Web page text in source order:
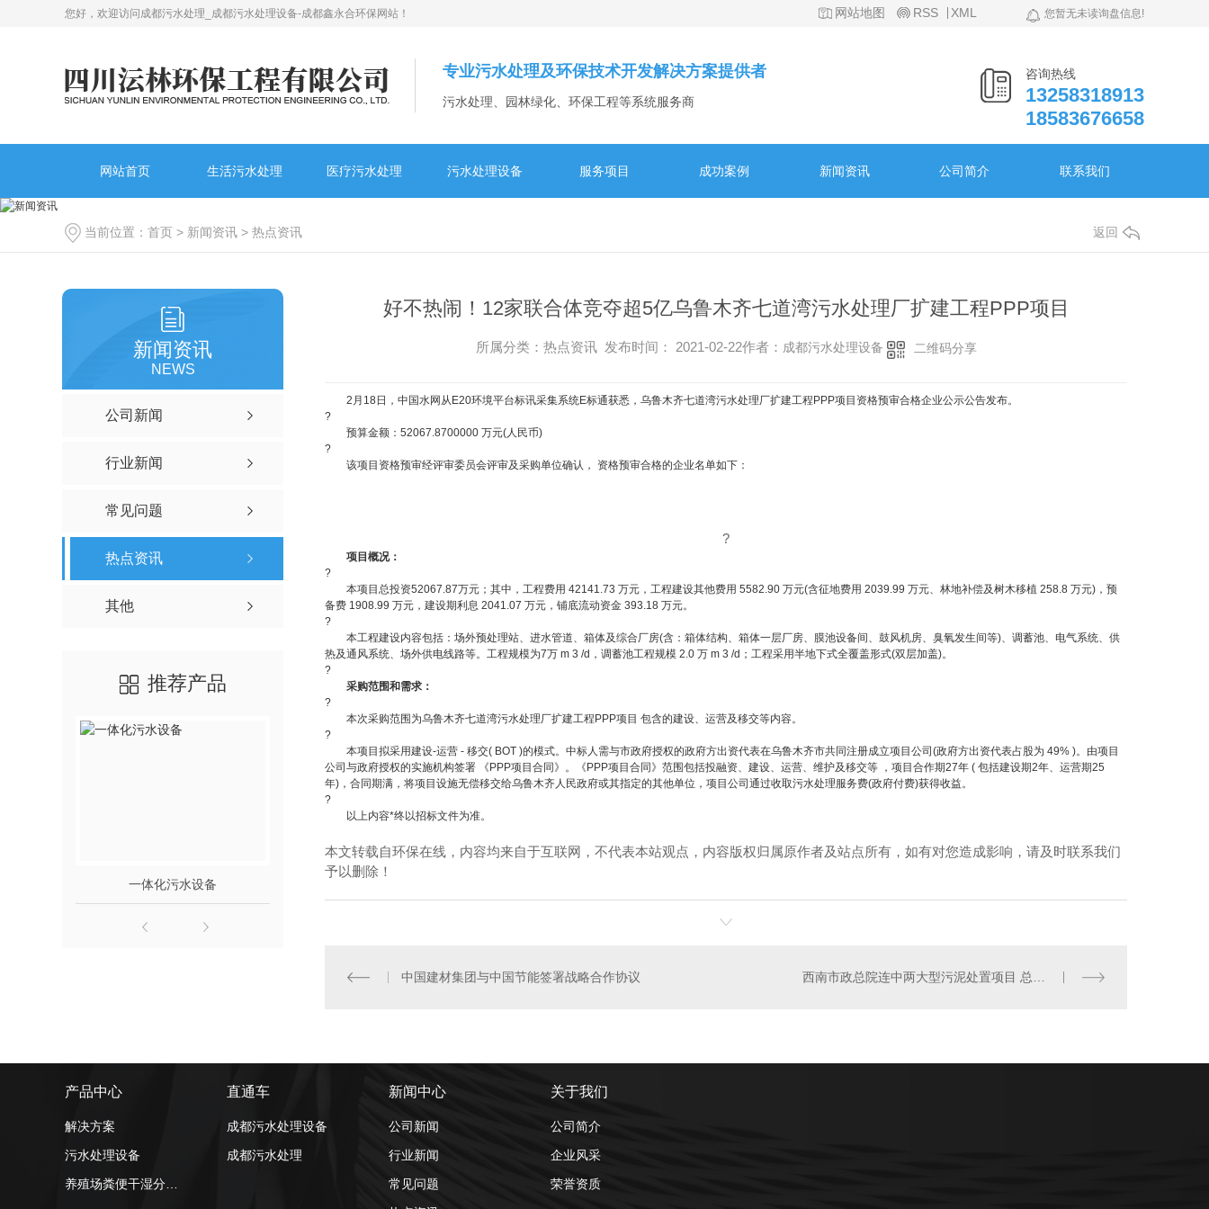
您好，欢迎访问成都污水处理_成都污水处理设备-成都鑫永合环保网站！ 网站地图 RSS XML 您暂无未读询盘信息!
专业污水处理及环保技术开发解决方案提供者
污水处理、园林绿化、环保工程等系统服务商
咨询热线
13258318913
18583676658
网站首页 生活污水处理 医疗污水处理 污水处理设备 服务项目 成功案例 新闻资讯 公司简介 联系我们
当前位置： 首页 > 新闻资讯 > 热点资讯 返回
新闻资讯
NEWS
公司新闻
行业新闻
常见问题
热点资讯
其他
推荐产品
一体化污水设备
好不热闹！12家联合体竞夺超5亿乌鲁木齐七道湾污水处理厂扩建工程PPP项目
所属分类：热点资讯 发布时间： 2021-02-22作者： 成都污水处理设备 二维码分享
2月18日，中国水网从E20环境平台标讯采集系统E标通获悉，乌鲁木齐七道湾污水处理厂扩建工程PPP项目资格预审合格企业公示公告发布。
?
预算金额：52067.8700000 万元(人民币)
?
该项目资格预审经评审委员会评审及采购单位确认， 资格预审合格的企业名单如下：
?
项目概况：
?
本项目总投资52067.87万元；其中，工程费用 42141.73 万元，工程建设其他费用 5582.90 万元(含征地费用 2039.99 万元、林地补偿及树木移植 258.8 万元)，预
备费 1908.99 万元，建设期利息 2041.07 万元，铺底流动资金 393.18 万元。
?
本工程建设内容包括：场外预处理站、进水管道、箱体及综合厂房(含：箱体结构、箱体一层厂房、膜池设备间、鼓风机房、臭氧发生间等)、调蓄池、电气系统、供
热及通风系统、场外供电线路等。工程规模为7万 m 3 /d，调蓄池工程规模 2.0 万 m 3 /d；工程采用半地下式全覆盖形式(双层加盖)。
?
采购范围和需求：
?
本次采购范围为乌鲁木齐七道湾污水处理厂扩建工程PPP项目 包含的建设、运营及移交等内容。
?
本项目拟采用建设-运营 - 移交( BOT )的模式。中标人需与市政府授权的政府方出资代表在乌鲁木齐市共同注册成立项目公司(政府方出资代表占股为 49% )。由项目
公司与政府授权的实施机构签署 《PPP项目合同》。《PPP项目合同》范围包括投融资、建设、运营、维护及移交等 ，项目合作期27年 ( 包括建设期2年、运营期25
年)，合同期满，将项目设施无偿移交给乌鲁木齐人民政府或其指定的其他单位，项目公司通过收取污水处理服务费(政府付费)获得收益。
?
以上内容*终以招标文件为准。
本文转载自环保在线，内容均来自于互联网，不代表本站观点，内容版权归属原作者及站点所有，如有对您造成影响，请及时联系我们
予以删除！
中国建材集团与中国节能签署战略合作协议 西南市政总院连中两大型污泥处置项目 总规模2000吨/日
产品中心
解决方案
污水处理设备
养殖场粪便干湿分离机
直通车
成都污水处理设备
成都污水处理
新闻中心
公司新闻
行业新闻
常见问题
关于我们
公司简介
企业风采
荣誉资质